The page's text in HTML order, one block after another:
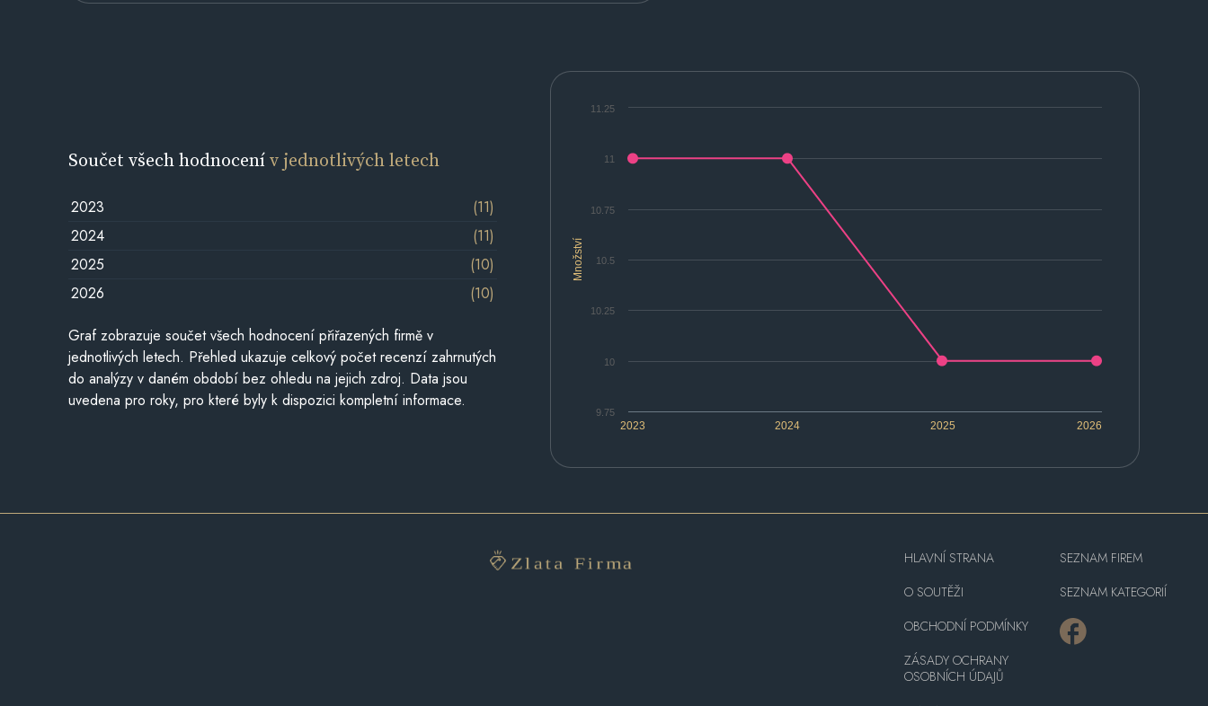
Množství
2023 2024 2025 2026
9.75
10
10.25
10.5
10.75
11
11.25
Součet všech hodnocenív jednotlivých letech
2023
(11)
2024
(11)
2025
(10)
2026
(10)
Graf zobrazuje součet všech hodnocení přiřazených firmě v
jednotlivých letech. Přehled ukazuje celkový počet recenzí zahrnutých
do analýzy v daném období bez ohledu na jejich zdroj. Data jsou
uvedena pro roky, pro které byly k dispozici kompletní informace.
HLAVNÍ STRANA
O SOUTĚŽI
OBCHODNÍ PODMÍNKY
ZÁSADY OCHRANY
OSOBNÍCH ÚDAJŮ
SEZNAM FIREM
SEZNAM KATEGORIÍ